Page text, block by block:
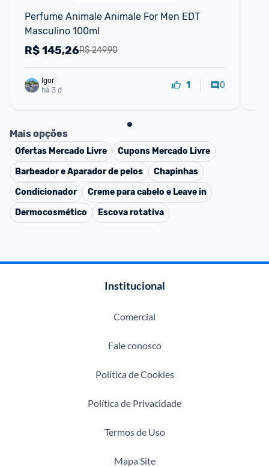
Perfume Animale Animale For Men EDT
Masculino 100ml
R$ 249,90
R$145,26
Igor
há 3 d
1 0
Mais opções
Ofertas Mercado Livre Cupons Mercado Livre
Barbeador e Aparador de pelos
Chapinhas
Condicionador
Creme para cabelo e Leave in
Dermocosmético
Escova rotativa
Institucional
Comercial
Fale conosco
Política de Cookies
Política de Privacidade
Termos de Uso
Mapa Site